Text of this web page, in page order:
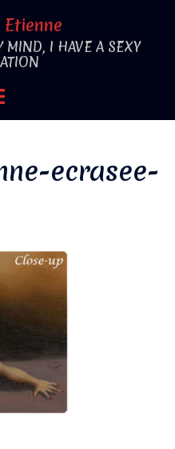
MIND, I HAVE A SEXY
fermer
ecrasee-